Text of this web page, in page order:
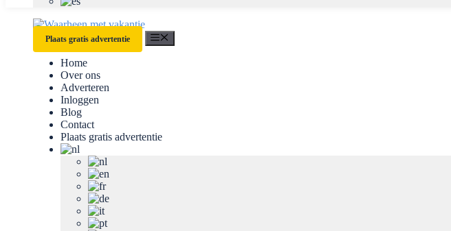
Plaats gratis advertentie
Home
Over ons
Adverteren
Inloggen
Blog
Contact
Plaats gratis advertentie